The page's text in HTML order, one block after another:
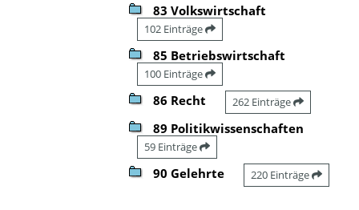
83 Volkswirtschaft
102 Einträge
85 Betriebswirtschaft
100 Einträge
86 Recht 262 Einträge
89 Politikwissenschaften
59 Einträge
90 Gelehrte 220 Einträge